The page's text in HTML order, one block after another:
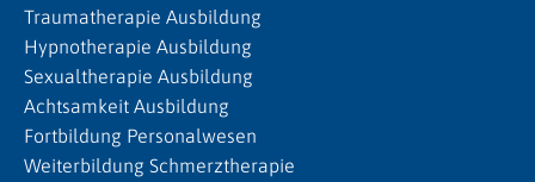
Traumatherapie Ausbildung
Hypnotherapie Ausbildung
Sexualtherapie Ausbildung
Achtsamkeit Ausbildung
Fortbildung Personalwesen
Weiterbildung Schmerztherapie